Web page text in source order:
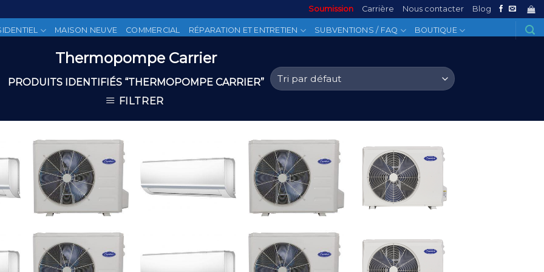
Soumission Carrière Nous contacter Blog
MAISON NEUVE COMMERCIAL RÉPARATION ET ENTRETIEN SUBVENTIONS / FAQ BOUTIQUE
Thermopompe Carrier
PRODUITS IDENTIFIÉS “THERMOPOMPE CARRIER”
FILTRER
Add to
Wishlist
Add to
Wishlist
Add to
Wishlist